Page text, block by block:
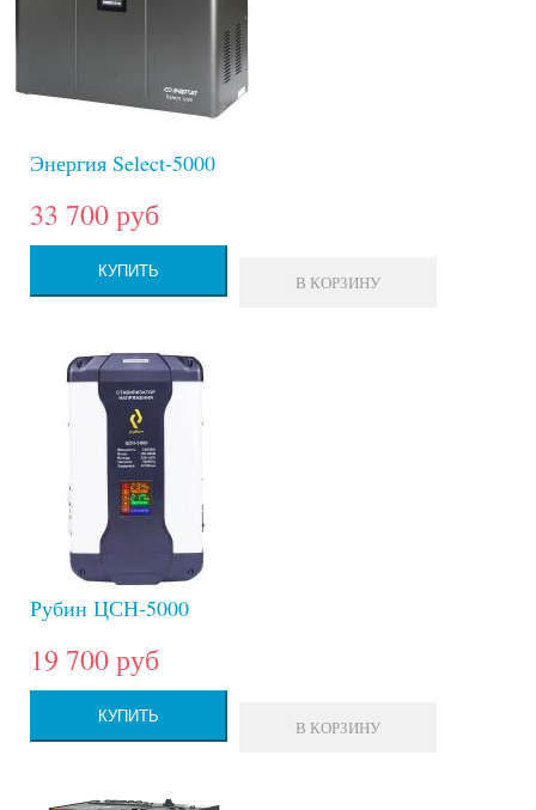
Энергия Select-5000
33 700 руб
КУПИТЬ
В КОРЗИНУ
Рубин ЦСН-5000
19 700 руб
КУПИТЬ
В КОРЗИНУ